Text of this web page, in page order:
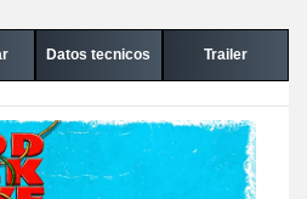
Datos tecnicos Trailer